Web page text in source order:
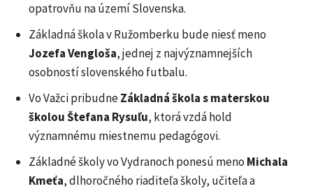
opatrovňu na území Slovenska.
Základná škola v Ružomberku bude niesť meno
Jozefa Vengloša, jednej z najvýznamnejších
osobností slovenského futbalu.
Vo Važci pribudneZákladná škola s materskou
školou Štefana Rysuľu, ktorá vzdá hold
významnému miestnemu pedagógovi.
Základné školy vo Vydranoch ponesú meno Michala
Kmeťa, dlhoročného riaditeľa školy, učiteľa a